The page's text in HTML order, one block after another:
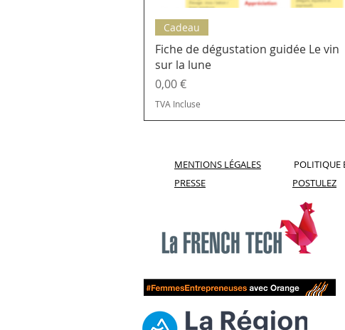
Cadeau
Fiche de dégustation guidée Le vin
sur la lune
Prix
0,00 €
TVA Incluse
MENTIONS LÉGALES
PRESSE
POLITIQUE
POSTULEZ